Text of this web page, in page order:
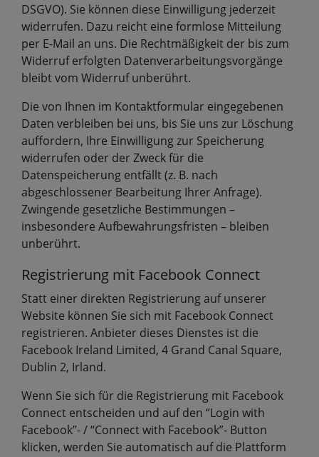
DSGVO). Sie können diese Einwilligung jederzeit
widerrufen. Dazu reicht eine formlose Mitteilung
per E-Mail an uns. Die Rechtmäßigkeit der bis zum
Widerruf erfolgten Datenverarbeitungsvorgänge
bleibt vom Widerruf unberührt.
Die von Ihnen im Kontaktformular eingegebenen
Daten verbleiben bei uns, bis Sie uns zur Löschung
auffordern, Ihre Einwilligung zur Speicherung
widerrufen oder der Zweck für die
Datenspeicherung entfällt (z. B. nach
abgeschlossener Bearbeitung Ihrer Anfrage).
Zwingende gesetzliche Bestimmungen –
insbesondere Aufbewahrungsfristen – bleiben
unberührt.
Registrierung mit Facebook Connect
Statt einer direkten Registrierung auf unserer
Website können Sie sich mit Facebook Connect
registrieren. Anbieter dieses Dienstes ist die
Facebook Ireland Limited, 4 Grand Canal Square,
Dublin 2, Irland.
Wenn Sie sich für die Registrierung mit Facebook
Connect entscheiden und auf den “Login with
Facebook”- / “Connect with Facebook”- Button
klicken, werden Sie automatisch auf die Plattform